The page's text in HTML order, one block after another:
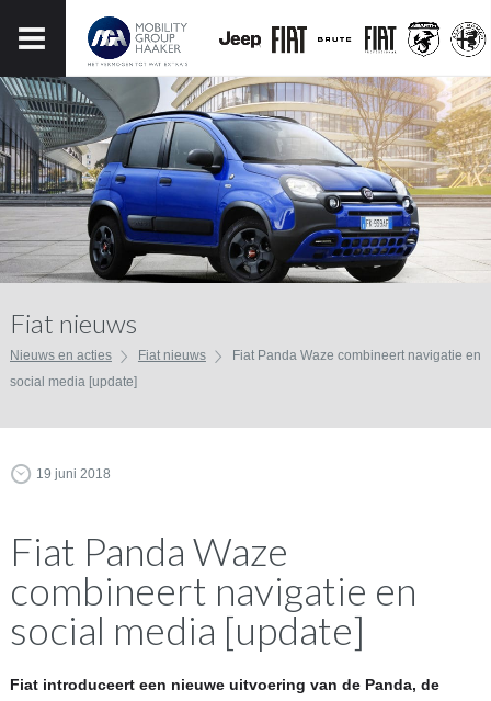
Fiat nieuws
Nieuws en acties Fiat nieuws
Fiat Panda Waze combineert navigatie en
social media [update]
19 juni 2018
Fiat Panda Waze
combineert navigatie en
social media [update]
Fiat introduceert een nieuwe uitvoering van de Panda, de